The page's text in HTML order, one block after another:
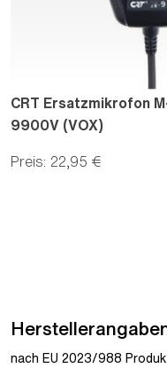
CRT Ersatzmikrofon
9900V (VOX)
Preis: 22,95 €
nach EU 2023/988